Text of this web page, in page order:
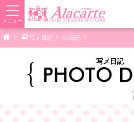
メニュー
写メ日記 の日記
写メ日記